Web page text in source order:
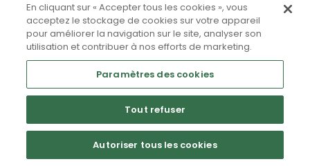
Partager sur Facebook
En cliquant sur « Accepter tous les cookies », vous
acceptez le stockage de cookies sur votre appareil
pour améliorer la navigation sur le site, analyser son
utilisation et contribuer à nos efforts de marketing.
Paramètres des cookies
Tout refuser
Autoriser tous les cookies